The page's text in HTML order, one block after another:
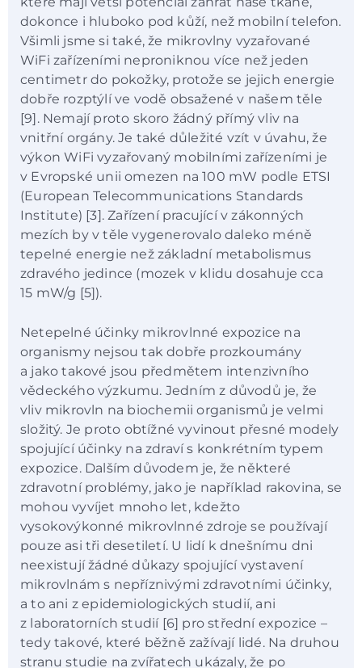
dokonce i hluboko pod kůží, než mobilní telefon.
Všimli jsme si také, že mikrovlny vyzařované
WiFi zařízeními neproniknou více než jeden
centimetr do pokožky, protože se jejich energie
dobře rozptýlí ve vodě obsažené v našem těle
[9]. Nemají proto skoro žádný přímý vliv na
vnitřní orgány. Je také důležité vzít v úvahu, že
výkon WiFi vyzařovaný mobilními zařízeními je
v Evropské unii omezen na 100 mW podle ETSI
(European Telecommunications Standards
Institute) [3]. Zařízení pracující v zákonných
mezích by v těle vygenerovalo daleko méně
tepelné energie než základní metabolismus
zdravého jedince (mozek v klidu dosahuje cca
15 mW/g [5]).
Netepelné účinky mikrovlnné expozice na
organismy nejsou tak dobře prozkoumány
a jako takové jsou předmětem intenzivního
vědeckého výzkumu. Jedním z důvodů je, že
vliv mikrovln na biochemii organismů je velmi
složitý. Je proto obtížné vyvinout přesné modely
spojující účinky na zdraví s konkrétním typem
expozice. Dalším důvodem je, že některé
zdravotní problémy, jako je například rakovina, se
mohou vyvíjet mnoho let, kdežto
vysokovýkonné mikrovlnné zdroje se používají
pouze asi tři desetiletí. U lidí k dnešnímu dni
neexistují žádné důkazy spojující vystavení
mikrovlnám s nepříznivými zdravotními účinky,
a to ani z epidemiologických studií, ani
z laboratorních studií [6] pro střední expozice –
tedy takové, které běžně zažívají lidé. Na druhou
stranu studie na zvířatech ukázaly, že po